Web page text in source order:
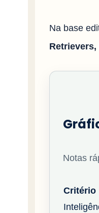
Na base
Retrievers,
Notas
Critério